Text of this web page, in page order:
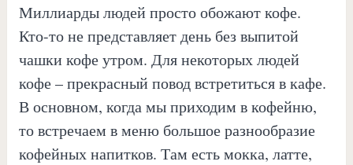
Миллиарды людей просто обожают кофе.
Кто-то не представляет день без выпитой
чашки кофе утром. Для некоторых людей
кофе – прекрасный повод встретиться в кафе.
В основном, когда мы приходим в кофейню,
то встречаем в меню большое разнообразие
кофейных напитков. Там есть мокка, латте,